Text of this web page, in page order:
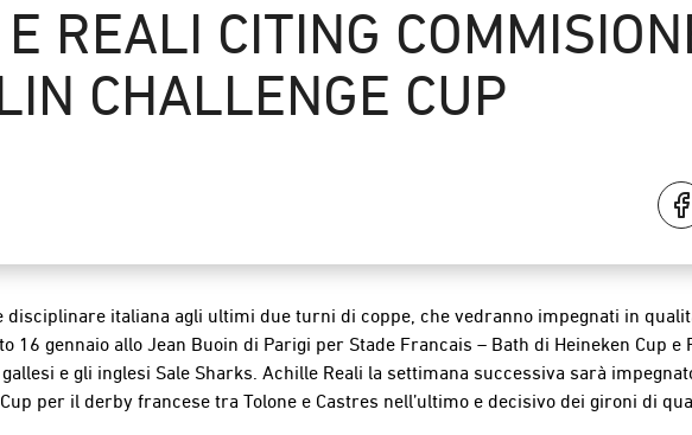
REALI CITING
CHALLENGE CUP
disciplinare italiana agli ultimi due turni di coppe, che vedranno impegnati in
16 gennaio allo Jean Buoin di Parigi per Stade Francais – Bath di Heineken Cup e
e gli inglesi Sale Sharks. Achille Reali la settimana successiva sarà
per il derby francese tra Tolone e Castres nell’ultimo e decisivo dei gironi di